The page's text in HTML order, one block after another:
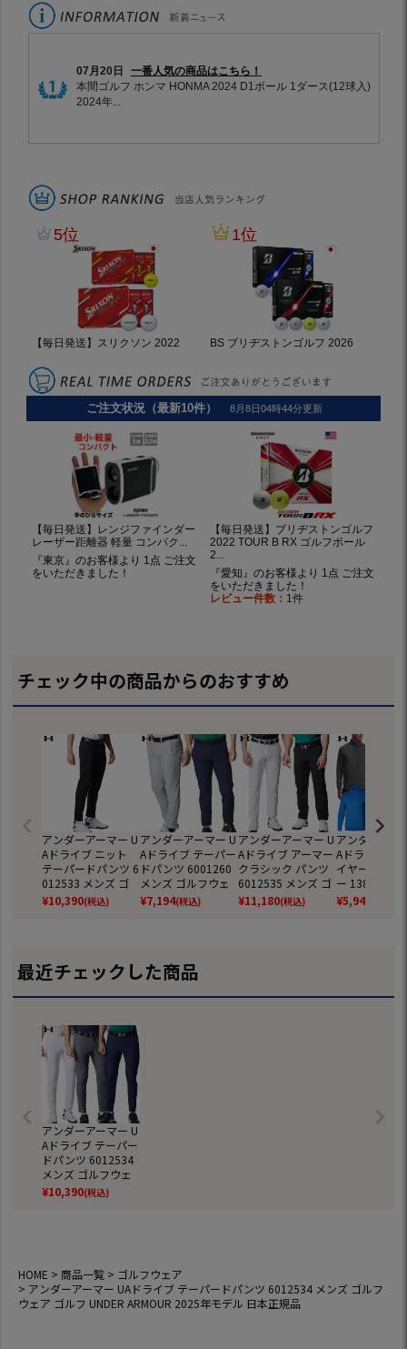
チェック中の商品からのおすすめ
アンダーアーマー U
Aドライブ ニット
テーパードパンツ 6
012533 メンズ ゴ
ルフウェア ゴルフ
UNDER ARMOUR 2
¥10,390(税込)
アンダーアーマー U
Aドライブ テーパー
ドパンツ 6001260
メンズ ゴルフウェ
ア ゴルフ UNDER A
RMOUR 2025秋冬
¥7,194(税込)
アンダーアーマー U
Aドライブ アーマー
クラシック パンツ
6012535 メンズ ゴ
ルフウェア ゴルフ
UNDER ARMOUR 2
¥11,180(税込)
アンダーアー
Aドライブ ミ
イヤー プル
ー 1387124
ゴルフウェア
フ UNDER
¥5,940
最近チェックした商品
アンダーアーマー U
Aドライブ テーパー
ドパンツ 6012534
メンズ ゴルフウェ
ア ゴルフ UNDER A
RMOUR 2025年モ
¥10,390(税込)
HOME 商品一覧
ゴルフウェア
アンダーアーマー UAドライブ テーパードパンツ 6012534 メンズ ゴルフ
ウェア ゴルフ UNDER ARMOUR 2025年モデル 日本正規品